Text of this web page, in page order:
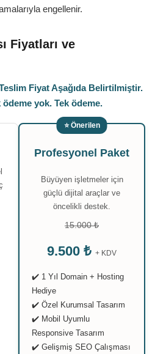
engellenir.
Fiyatları ve
Fiyat Aşağıda Belirtilmiştir.
yok. Tek ödeme.
⭐ Önerilen
Profesyonel Paket
Büyüyen işletmeler için
güçlü dijital araçlar ve
öncelikli destek.
15.000 ₺
9.500 ₺ + KDV
✔️ 1 Yıl Domain + Hosting
Hediye
✔️ Özel Kurumsal Tasarım
✔️ Mobil Uyumlu
Responsive Tasarım
✔️ Gelişmiş SEO Çalışması